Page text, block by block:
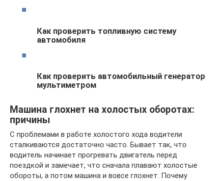
Как проверить топливную систему
автомобиля
Как проверить автомобильный генератор
мультиметром
Машина глохнет на холостых оборотах:
причины
С проблемами в работе холостого хода водители
сталкиваются достаточно часто. Бывает так, что
водитель начинает прогревать двигатель перед
поездкой и замечает, что сначала плавают холостые
обороты, а потом машина и вовсе глохнет. Почему